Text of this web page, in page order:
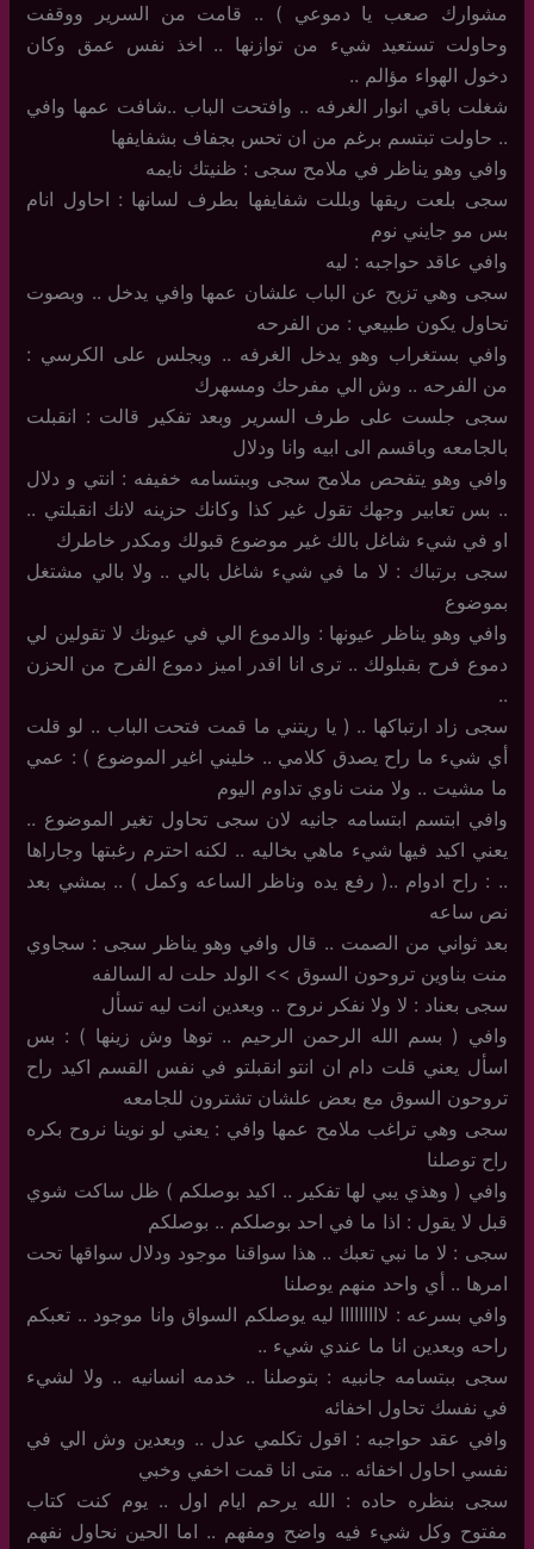
مشوارك صعب يا دموعي ) .. قامت من السرير ووقفت
وحاولت تستعيد شيء من توازنها .. اخذ نفس عمق وكان
دخول الهواء مؤالم ..
شغلت باقي انوار الغرفه .. وافتحت الباب ..شافت عمها وافي
.. حاولت تبتسم برغم من ان تحس بجفاف بشفايفها
وافي وهو يناظر في ملامح سجى : ظنيتك نايمه
سجى بلعت ريقها وبللت شفايفها بطرف لسانها : احاول انام
بس مو جايني نوم
وافي عاقد حواجبه : ليه
سجى وهي تزيح عن الباب علشان عمها وافي يدخل .. وبصوت
تحاول يكون طبيعي : من الفرحه
وافي بستغراب وهو يدخل الغرفه .. ويجلس على الكرسي :
من الفرحه .. وش الي مفرحك ومسهرك
سجى جلست على طرف السرير وبعد تفكير قالت : انقبلت
بالجامعه وباقسم الى ابيه وانا ودلال
وافي وهو يتفحص ملامح سجى وببتسامه خفيفه : انتي و دلال
.. بس تعابير وجهك تقول غير كذا وكانك حزينه لانك انقبلتي ..
او في شيء شاغل بالك غير موضوع قبولك ومكدر خاطرك
سجى برتباك : لا ما في شيء شاغل بالي .. ولا بالي مشتغل
بموضوع
وافي وهو يناظر عيونها : والدموع الي في عيونك لا تقولين لي
دموع فرح بقبلولك .. ترى انا اقدر اميز دموع الفرح من الحزن
..
سجى زاد ارتباكها .. ( يا ريتني ما قمت فتحت الباب .. لو قلت
أي شيء ما راح يصدق كلامي .. خليني اغير الموضوع ) : عمي
ما مشيت .. ولا منت ناوي تداوم اليوم
وافي ابتسم ابتسامه جانيه لان سجى تحاول تغير الموضوع ..
يعني اكيد فيها شيء ماهي بخاليه .. لكنه احترم رغبتها وجاراها
.. : راح ادوام ..( رفع يده وناظر الساعه وكمل ) .. بمشي بعد
نص ساعه
بعد ثواني من الصمت .. قال وافي وهو يناظر سجى : سجاوي
منت بناوين تروحون السوق >> الولد حلت له السالفه
سجى بعناد : لا ولا نفكر نروح .. وبعدين انت ليه تسأل
وافي ( بسم الله الرحمن الرحيم .. توها وش زينها ) : بس
اسأل يعني قلت دام ان انتو انقبلتو في نفس القسم اكيد راح
تروحون السوق مع بعض علشان تشترون للجامعه
سجى وهي تراغب ملامح عمها وافي : يعني لو نوينا نروح بكره
راح توصلنا
وافي ( وهذي يبي لها تفكير .. اكيد بوصلكم ) ظل ساكت شوي
قبل لا يقول : اذا ما في احد بوصلكم .. بوصلكم
سجى : لا ما نبي تعبك .. هذا سواقنا موجود ودلال سواقها تحت
امرها .. أي واحد منهم يوصلنا
وافي بسرعه : لااااااااا ليه يوصلكم السواق وانا موجود .. تعبكم
راحه وبعدين انا ما عندي شيء ..
سجى ببتسامه جانبيه : بتوصلنا .. خدمه انسانيه .. ولا لشيء
في نفسك تحاول اخفائه
وافي عقد حواجبه : اقول تكلمي عدل .. وبعدين وش الي في
نفسي احاول اخفائه .. متى انا قمت اخفي وخبي
سجى بنظره حاده : الله يرحم ايام اول .. يوم كنت كتاب
مفتوح وكل شيء فيه واضح ومفهم .. اما الحين نحاول نفهم